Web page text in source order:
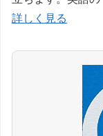
詳しく見る